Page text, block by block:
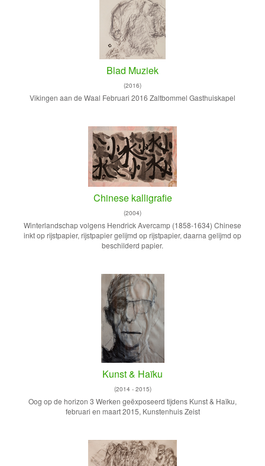
Blad Muziek
(2016)
Vikingen aan de Waal Februari 2016 Zaltbommel Gasthuiskapel
Chinese kalligrafie
(2004)
Winterlandschap volgens Hendrick Avercamp (1858-1634) Chinese
inkt op rijstpapier, rijstpapier gelijmd op rijstpapier, daarna gelijmd op
beschilderd papier.
Kunst & Haïku
(2014 - 2015)
Oog op de horizon 3 Werken geëxposeerd tijdens Kunst & Haïku,
februari en maart 2015, Kunstenhuis Zeist